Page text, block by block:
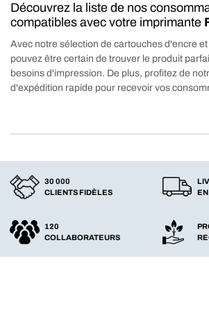
Découvrez la liste de nos
compatibles avec votre imprimante
Avec notre sélection de cartouches d'encre
pouvez être certain de trouver le produit
besoins d'impression. De plus, profitez de
d'expédition rapide pour recevoir vos
30 000
CLIENTS FIDÈLES
120
COLLABORATEURS